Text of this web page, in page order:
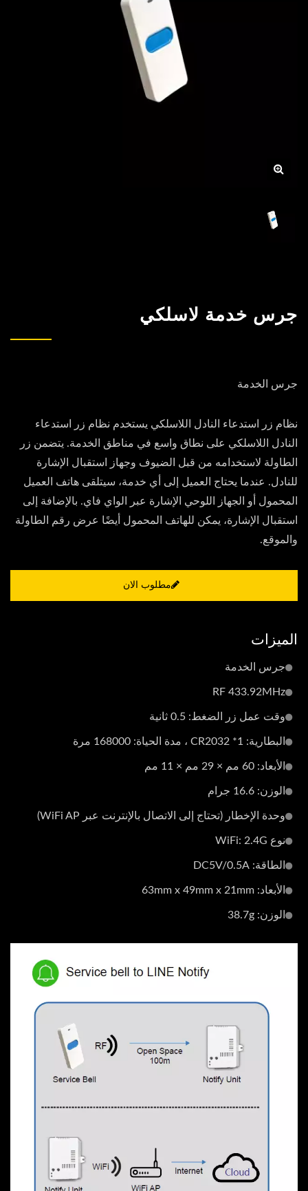
جرس خدمة لاسلكي
جرس الخدمة
نظام زر استدعاء النادل اللاسلكي يستخدم نظام زر استدعاء
النادل اللاسلكي على نطاق واسع في مناطق الخدمة. يتضمن زر
الطاولة لاستخدامه من قبل الضيوف وجهاز استقبال الإشارة
للنادل. عندما يحتاج العميل إلى أي خدمة، سيتلقى هاتف العميل
المحمول أو الجهاز اللوحي الإشارة عبر الواي فاي. بالإضافة إلى
استقبال الإشارة، يمكن للهاتف المحمول أيضًا عرض رقم الطاولة
والموقع.
مطلوب الان
الميزات
جرس الخدمة
RF 433.92MHz
وقت عمل زر الضغط: 0.5 ثانية
البطارية: CR2032 *1 ، مدة الحياة: 168000 مرة
الأبعاد: 60 مم × 29 مم × 11 مم
الوزن: 16.6 جرام
وحدة الإخطار (تحتاج إلى الاتصال بالإنترنت عبر WiFi AP)
نوع WiFi: 2.4G
الطاقة: DC5V/0.5A
الأبعاد: 63mm x 49mm x 21mm
الوزن: 38.7g